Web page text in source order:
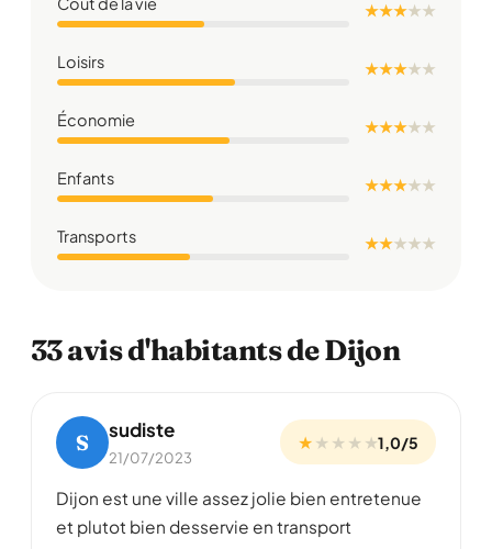
★ ★ ★★★
Loisirs ★ ★ ★★★
Économie ★ ★ ★★★
Enfants ★ ★ ★★★
Transports ★ ★★★★
33 avis d'habitants de Dijon
S sudiste
21/07/2023
★★ ★ ★ ★1,0/5
Dijon est une ville assez jolie bien entretenue
et plutot bien desservie en transport